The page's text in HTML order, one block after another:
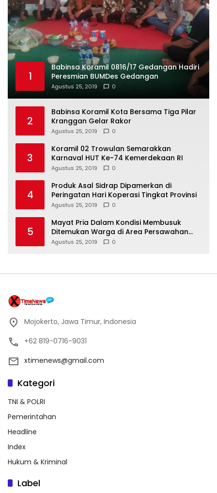
1
Babinsa Koramil 0816/17 Gedangan Hadiri
Peresmian BUMDes Gedangan
Agustus 25, 2019 0
2
Babinsa Koramil Kota Bersama Tiga Pilar
Kranggan Gelar Rakor
Agustus 25, 2019 0
3
Koramil 02 Trowulan Semarakkan
Karnaval HUT Ke-74 Kemerdekaan RI
Agustus 25, 2019 0
4
Produk Asal Sidrap Dipamerkan di
Peringatan Hari Koperasi Tingkat Provinsi
Agustus 25, 2019 0
5
Mayat Pria Dalam Kondisi Membusuk
Ditemukan Warga di Area Persawahan
Sidoarjo
Agustus 25, 2019 0
Mojokerto, Jawa Timur, Indonesia
+62 819-0716-9031
xtimenews@gmail.com
Kategori
TNI & POLRI
Pemerintahan
Headline
Index
Hukum & Kriminal
Label